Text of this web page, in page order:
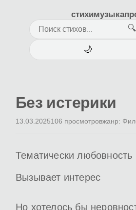
стихимузыка
🔍
🌙
Без истерики
13.03.2025106 просмотровжанр:
Тематически любовность
Вызывает интерес
Но хотелось бы